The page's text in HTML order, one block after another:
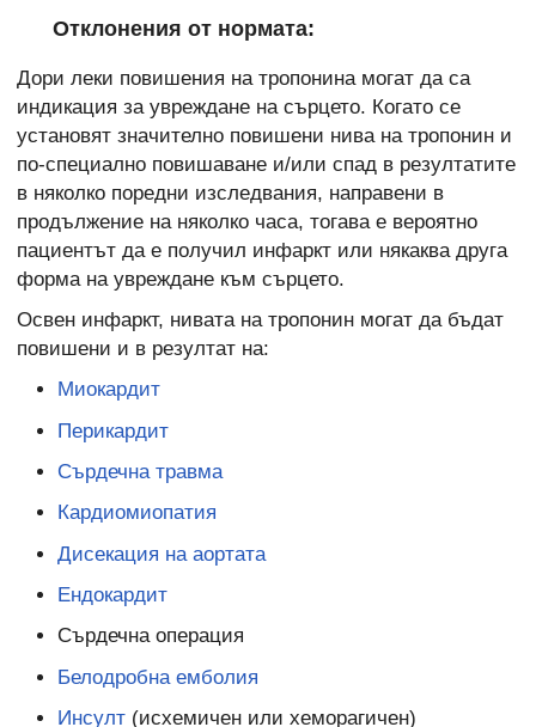
Отклонения от нормата:
Дори леки повишения на тропонина могат да са
индикация за увреждане на сърцето. Когато се
установят значително повишени нива на тропонин и
по-специално повишаване и/или спад в резултатите
в няколко поредни изследвания, направени в
продължение на няколко часа, тогава е вероятно
пациентът да е получил инфаркт или някаква друга
форма на увреждане към сърцето.
Освен инфаркт, нивата на тропонин могат да бъдат
повишени и в резултат на:
Миокардит
Перикардит
Сърдечна травма
Кардиомиопатия
Дисекация на аортата
Ендокардит
Сърдечна операция
Белодробна емболия
Инсулт(исхемичен или хеморагичен)